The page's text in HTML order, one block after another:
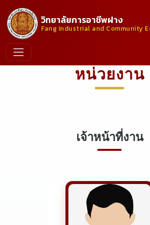
วิทยาลัยการอาชีพฝาง
Fang Industrial and Community
หน่วยงาน
เจ้าหน้าที่งาน